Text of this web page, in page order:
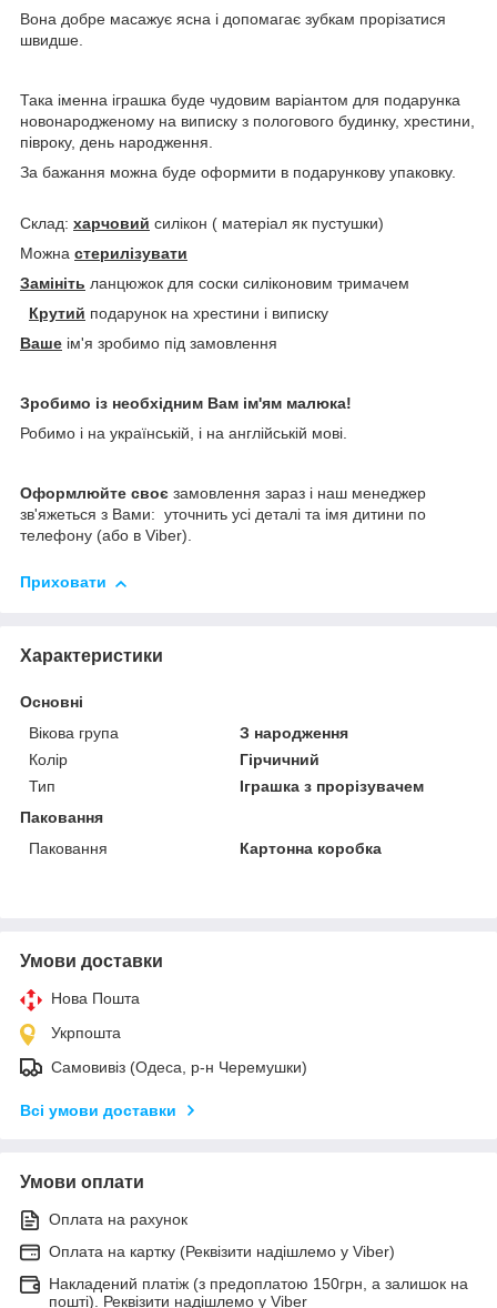
Вона добре масажує ясна і допомагає зубкам прорізатися
швидше.
Така іменна іграшка буде чудовим варіантом для подарунка
новонародженому на виписку з пологового будинку, хрестини,
півроку, день народження.
За бажання можна буде оформити в подарункову упаковку.
Склад: харчовий силікон ( матеріал як пустушки)
Можна стерилізувати
Замініть ланцюжок для соски силіконовим тримачем
Крутий подарунок на хрестини і виписку
Ваше ім'я зробимо під замовлення
Зробимо із необхідним Вам ім'ям малюка!
Робимо і на українській, і на англійській мові.
Оформлюйте своє замовлення зараз і наш менеджер
зв'яжеться з Вами: уточнить усі деталі та імя дитини по
телефону (або в Viber).
Приховати
Характеристики
Основні
Вікова група
З народження
Колір
Гірчичний
Тип
Іграшка з прорізувачем
Паковання
Паковання
Картонна коробка
Умови доставки
Нова Пошта
Укрпошта
Самовивіз (Одеса, р-н Черемушки)
Всі умови доставки
Умови оплати
Оплата на рахунок
Оплата на картку (Реквізити надішлемо у Viber)
Накладений платіж (з предоплатою 150грн, а залишок на
пошті). Реквізити надішлемо у Viber